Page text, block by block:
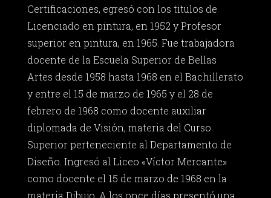
Certificaciones, egresó con los titulos de
Licenciado en pintura, en 1952 y Profesor
superior en pintura, en 1965. Fue trabajadora
docente de la Escuela Superior de Bellas
Artes desde 1958 hasta 1968 en el Bachillerato
y entre el 15 de marzo de 1965 y el 28 de
febrero de 1968 como docente auxiliar
diplomada de Visión, materia del Curso
Superior perteneciente al Departamento de
Diseño. Ingresó al Liceo «Víctor Mercante»
como docente el 15 de marzo de 1968 en la